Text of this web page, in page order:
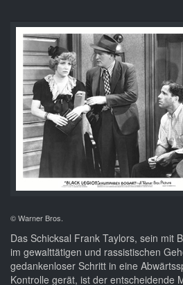
© Warner Bros.
Das Schicksal Frank Taylors, sein mit
im gewalttätigen und rassistischen
gedankenloser Schritt in eine
Kontrolle gerät, ist der entscheidende